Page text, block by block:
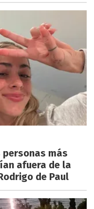
más
afuera de la
de Paul